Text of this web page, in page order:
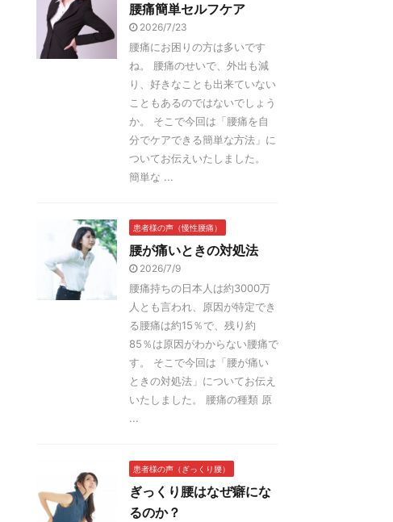
腰痛簡単セルフケア
2026/7/23
腰痛にお困りの方は多いです
ね。 腰痛のせいで、外出も減
り、好きなことも出来ていない
こともあるのではないでしょう
か。 そこで今回は「腰痛を自
分でケアできる簡単な方法」に
ついてお伝えいたしました。
簡単な ...
患者様の声（慢性腰痛）
腰が痛いときの対処法
2026/7/9
腰痛持ちの日本人は約3000万
人とも言われ、原因が特定でき
る腰痛は約15％で、残り約
85％は原因がわからない腰痛で
す。 そこで今回は「腰が痛い
ときの対処法」についてお伝え
いたしました。 腰痛の種類 原
...
患者様の声（ぎっくり腰）
ぎっくり腰はなぜ癖にな
るのか？